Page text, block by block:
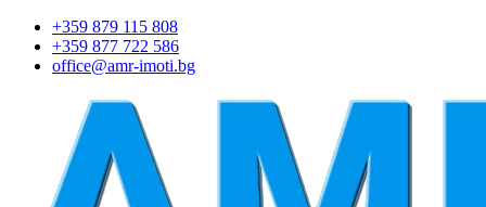
+359 879 115 808
+359 877 722 586
office@amr-imoti.bg